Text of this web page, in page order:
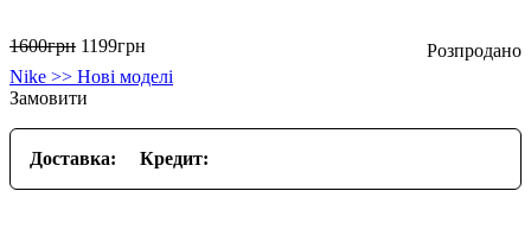
1600грн 1199грн
Nike >> Нові моделі
Замовити
Доставка: Кредит: